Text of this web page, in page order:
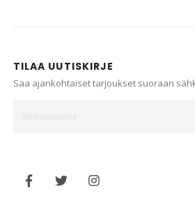
TILAA UUTISKIRJE
Saa ajankohtaiset tarjoukset suoraan